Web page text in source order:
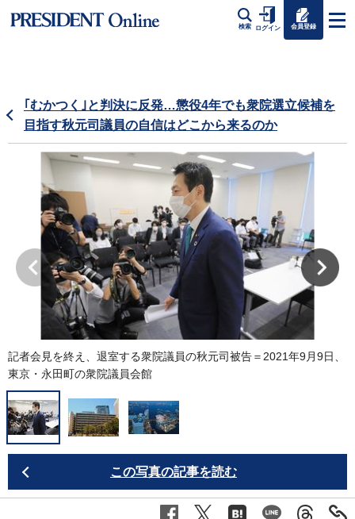
検索 ログイン 会員登録
｢むかつく｣と判決に反発…懲役4年でも衆院選立候補を
目指す秋元司議員の自信はどこから来るのか
記者会見を終え、退室する衆院議員の秋元司被告＝2021年9月9日、
東京・永田町の衆院議員会館
この写真の記事を読む